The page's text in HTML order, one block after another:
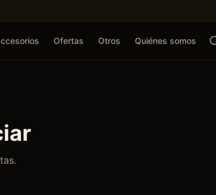
Ofertas Otros Quiénes somos